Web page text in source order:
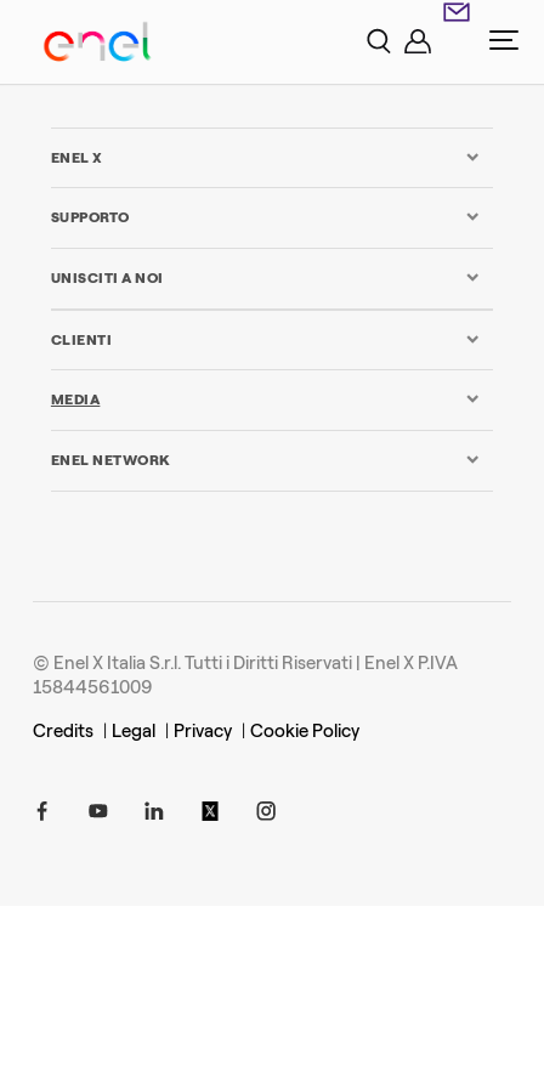
ENEL X
SUPPORTO
UNISCITI A NOI
CLIENTI
MEDIA
ENEL NETWORK
© Enel X Italia S.r.l. Tutti i Diritti Riservati | Enel X P.IVA
15844561009
Credits | Legal | Privacy | Cookie Policy
Apro in una nuova pagina
Apro in una nuova pagina
Apro in una nuova pagina
Apro in una nuova pagina
Apro in una nuova pagina